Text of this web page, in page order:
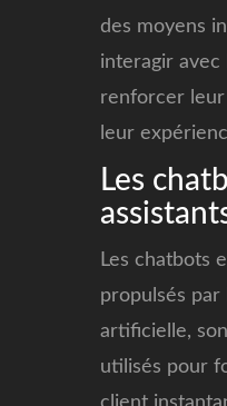
des moyens
interagir avec
renforcer
leur
Les
Les chatbots
propulsés par
artificielle,
utilisés pour